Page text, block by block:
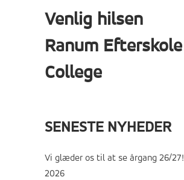
Venlig hilsen
Ranum Efterskole
College
SENESTE NYHEDER
Vi glæder os til at se årgang 26/27!
2026